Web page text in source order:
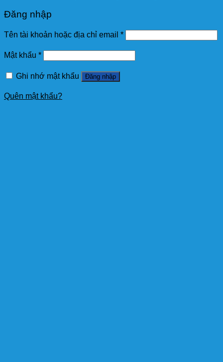
Đăng nhập
Tên tài khoản hoặc địa chỉ email *
Mật khẩu *
Ghi nhớ mật khẩu Đăng nhập
Quên mật khẩu?